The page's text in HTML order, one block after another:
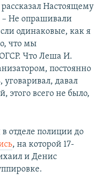
Настоящему
Не опрашивали
одинаковые, как я
что мы
Что Леша И.
постоянно
уговаривал, давал
этого всего не было,
отделе полиции до
, на которой 17-
и Денис